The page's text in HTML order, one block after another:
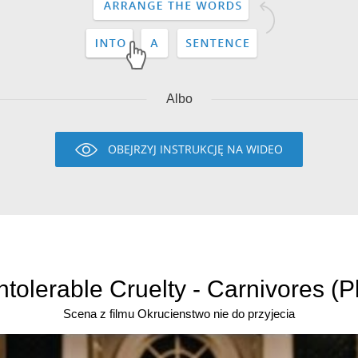
Albo
OBEJRZYJ INSTRUKCJĘ NA WIDEO
Cruelty - Carnivores
Scena z filmu Okrucienstwo nie do przyjecia